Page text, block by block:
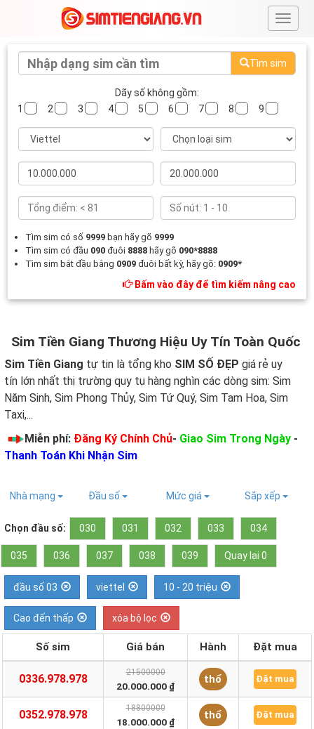
#
Tìm sim
Dãy số không gồm:
1
2 3 4 5 6 7 8 9
Tìm sim có số 9999 bạn hãy gõ 9999
Tìm sim có đầu 090 đuôi 8888 hãy gõ 090*8888
Tìm sim bắt đầu bằng 0909 đuôi bất kỳ, hãy gõ: 0909*
Bấm vào đây để tìm kiếm nâng cao
Sim Tiền Giang Thương Hiệu Uy Tín Toàn Quốc
Sim Tiền Giang tự tin là tổng kho SIM SỐ ĐẸP giá rẻ uy
tín lớn nhất thị trường quy tụ hàng nghìn các dòng sim: Sim
Năm Sinh, Sim Phong Thủy, Sim Tứ Quý, Sim Tam Hoa, Sim
Taxi,...
Miễn phí: Đăng Ký Chính Chủ- Giao Sim Trong Ngày -
Thanh Toán Khi Nhận Sim
Nhà mạng Đầu số Mức giá Sắp xếp
Chọn đầu số: 030 031 032 033 034
035 036 037 038 039 Quay lại 0
đầu số 03 viettel 10 - 20 triệu
Cao đến thấp xóa bộ lọc
Số sim Giá bán Hành Đặt mua
0336.978.978 21500000
20.000.000 ₫
thổ Đặt mua
0352.978.978 18800000
18.000.000 ₫
thổ Đặt mua